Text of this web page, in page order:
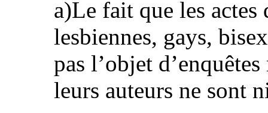
a)Le fait que les
lesbiennes, gays,
pas l’objet
leurs auteurs ne sont